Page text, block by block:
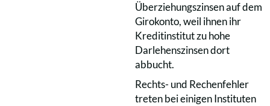
Überziehungszinsen auf dem
Girokonto, weil ihnen ihr
Kreditinstitut zu hohe
Darlehenszinsen dort
abbucht.
Rechts- und Rechenfehler
treten bei einigen Instituten